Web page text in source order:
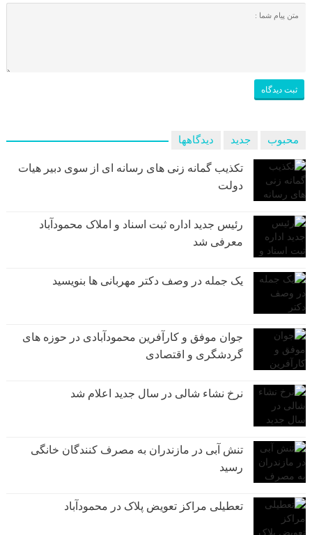
محبوب جدید دیدگاهها
تکذیب گمانه زنی های رسانه ای از سوی دبیر هیات
دولت
رئیس جدید اداره ثبت اسناد و املاک محمودآباد
معرفی شد
یک جمله در وصف دکتر مهربانی ها بنویسید
جوان موفق و کارآفرین محمودآبادی در حوزه های
گردشگری و اقتصادی
نرخ نشاء شالی در سال جدید اعلام شد
تنش آبی در مازندران به مصرف كنندگان خانگی
رسيد
تعطیلی مراکز تعویض پلاک در محمودآباد